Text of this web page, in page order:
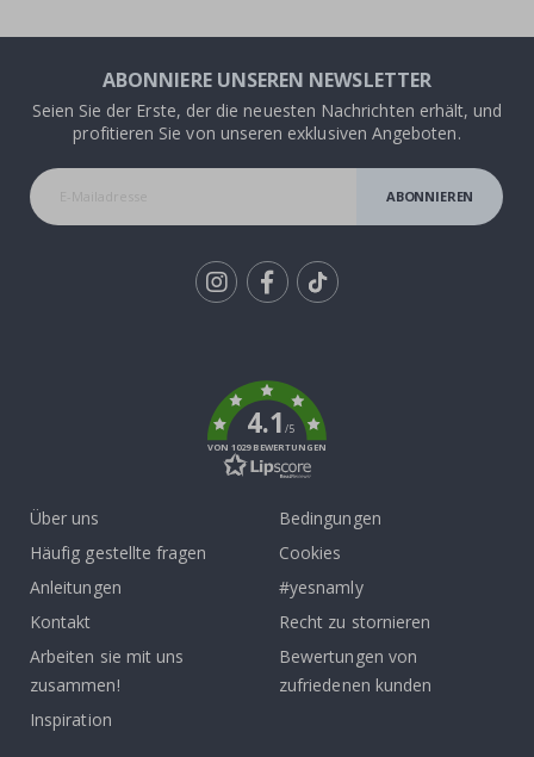
ABONNIERE UNSEREN NEWSLETTER
Seien Sie der Erste, der die neuesten Nachrichten erhält, und
profitieren Sie von unseren exklusiven Angeboten.
ABONNIEREN
4.1/5
VON 1029 BEWERTUNGEN
Über uns
Häufig gestellte fragen
Anleitungen
Kontakt
Arbeiten sie mit uns
zusammen!
Inspiration
Bedingungen
Cookies
#yesnamly
Recht zu stornieren
Bewertungen von
zufriedenen kunden